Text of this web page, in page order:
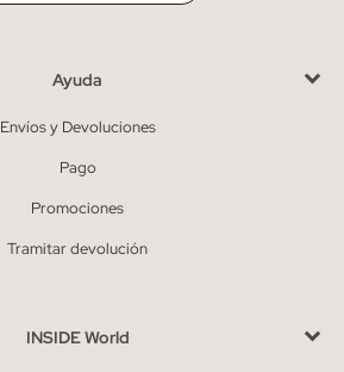
Ayuda
Envíos y Devoluciones
Pago
Promociones
Tramitar devolución
INSIDE World